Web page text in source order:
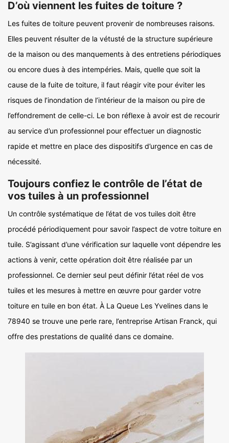
D’où viennent les fuites de toiture ?
Les fuites de toiture peuvent provenir de nombreuses raisons.
Elles peuvent résulter de la vétusté de la structure supérieure
de la maison ou des manquements à des entretiens périodiques
ou encore dues à des intempéries. Mais, quelle que soit la
cause de la fuite de toiture, il faut réagir vite pour éviter les
risques de l’inondation de l’intérieur de la maison ou pire de
l’effondrement de celle-ci. Le bon réflexe à avoir est de recourir
au service d’un professionnel pour effectuer un diagnostic
rapide et mettre en place des dispositifs d’urgence en cas de
nécessité.
Toujours confiez le contrôle de l’état de
vos tuiles à un professionnel
Un contrôle systématique de l’état de vos tuiles doit être
procédé périodiquement pour savoir l’aspect de votre toiture en
tuile. S’agissant d’une vérification sur laquelle vont dépendre les
actions à venir, cette opération doit être réalisée par un
professionnel. Ce dernier seul peut définir l’état réel de vos
tuiles et les mesures à mettre en œuvre pour garder votre
toiture en tuile en bon état. À La Queue Les Yvelines dans le
78940 se trouve une perle rare, l’entreprise Artisan Franck, qui
offre des prestations de qualité dans ce domaine.